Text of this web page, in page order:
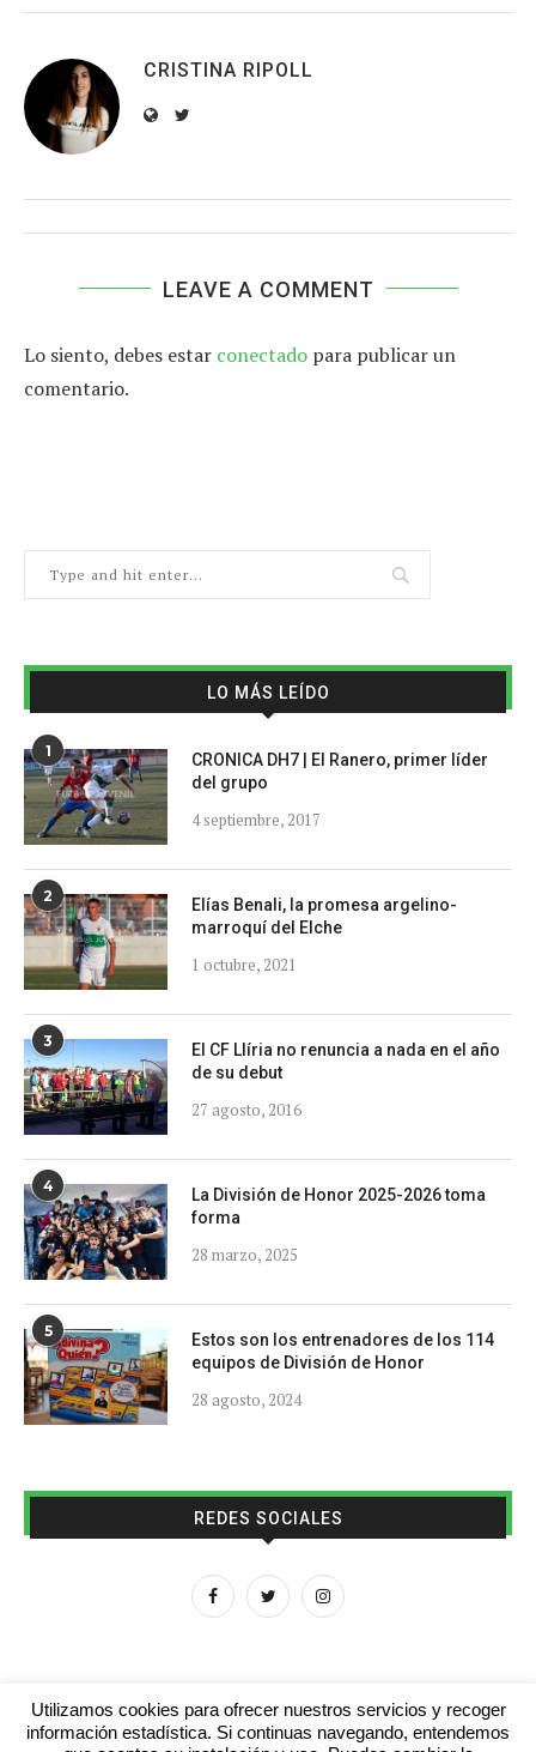
CRISTINA RIPOLL
LEAVE A COMMENT
Lo siento, debes estar conectado para publicar un
comentario.
LO MÁS LEÍDO
1
CRONICA DH7 | El Ranero, primer líder
del grupo
4 septiembre, 2017
2
Elías Benali, la promesa argelino-
marroquí del Elche
1 octubre, 2021
3
El CF Llíria no renuncia a nada en el año
de su debut
27 agosto, 2016
4
La División de Honor 2025-2026 toma
forma
28 marzo, 2025
5
Estos son los entrenadores de los 114
equipos de División de Honor
28 agosto, 2024
REDES SOCIALES
Utilizamos cookies para ofrecer nuestros servicios y recoger
información estadística. Si continuas navegando, entendemos